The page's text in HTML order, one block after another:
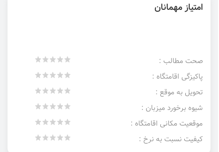
امتیاز مهمانان
صحت مطالب :
پاکیزگی اقامتگاه :
تحویل به موقع :
شیوه برخورد میزبان :
موقعیت مکانی اقامتگاه :
کیفیت نسبت به نرخ :